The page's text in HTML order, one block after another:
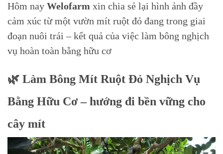
Hôm nay Welofarm xin chia sẻ lại hình ảnh đầy
cảm xúc từ một vườn mít ruột đỏ đang trong giai
đoạn nuôi trái – kết quả của việc làm bông nghịch
vụ hoàn toàn bằng hữu cơ
🌿 Làm Bông Mít Ruột Đỏ Nghịch Vụ
Bằng Hữu Cơ – hướng đi bền vững cho
cây mít